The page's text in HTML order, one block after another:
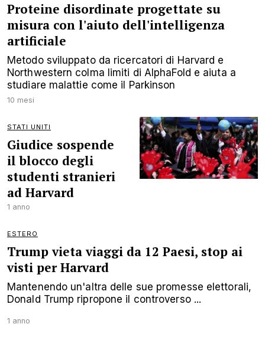
Proteine disordinate progettate su
misura con l'aiuto dell'intelligenza
artificiale
Metodo sviluppato da ricercatori di Harvard e
Northwestern colma limiti di AlphaFold e aiuta a
studiare malattie come il Parkinson
10 mesi
STATI UNITI
Giudice sospende
il blocco degli
studenti stranieri
ad Harvard
1 anno
ESTERO
Trump vieta viaggi da 12 Paesi, stop ai
visti per Harvard
Mantenendo un'altra delle sue promesse elettorali,
Donald Trump ripropone il controverso ...
1 anno